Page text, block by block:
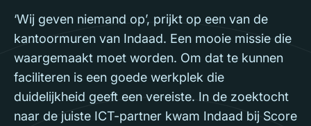
‘Wij geven niemand op’, prijkt op een van de
kantoormuren van Indaad. Een mooie missie die
waargemaakt moet worden. Om dat te kunnen
faciliteren is een goede werkplek die
duidelijkheid geeft een vereiste. In de zoektocht
naar de juiste ICT-partner kwam Indaad bij Score